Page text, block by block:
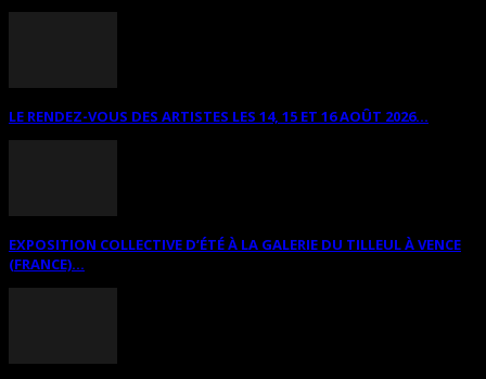
LE RENDEZ-VOUS DES ARTISTES LES 14, 15 ET 16 AOÛT 2026...
EXPOSITION COLLECTIVE D’ÉTÉ À LA GALERIE DU TILLEUL À VENCE
(FRANCE)...